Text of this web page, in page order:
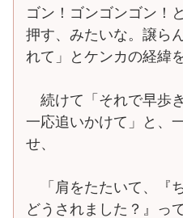
ゴン！ゴンゴンゴン！
押す、みたいな。譲ら
れて」とケンカの経緯
続けて「それで早歩
一応追いかけて」と、
せ、
「肩をたたいて、『
どうされました？』っ